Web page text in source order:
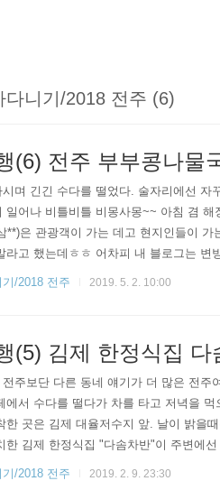
다니기/2018 전주 (6)
(6) 전주 부부콩나물
며 긴긴 수다를 떨었다. 술자리에선
일어나 비틀비틀 비몽사몽~~ 아침 겸
**)은 관광객이 가는 데고 현지인들이
라고 했는데ㅎㅎ 어차피 내 블로그는
. 아마도 아침식사까지만. 우리가 거의
/2018 전주 2019. 5. 2. 10:00
(5) 김제 한정식집 다
전주보단 다른 동네 얘기가 더 많은 전
에서 수다를 떨다가 차를 타고 저녁을
한 곳은 김제 대율저수지 앞. 날이 밝을
한 김제 한정식집 "다솜차반"이 주변에
도 사람이 없었다;;; 다솜차반의 실내.
/2018 전주 2019. 2. 9. 23:30